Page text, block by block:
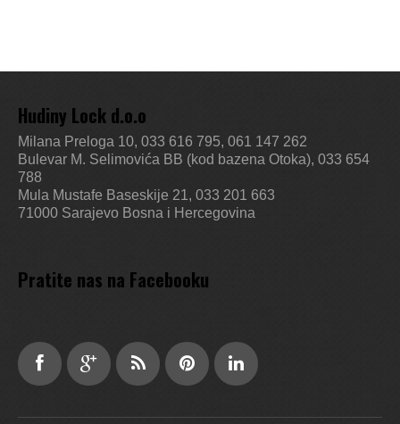
Hudiny Lock d.o.o
Milana Preloga 10, 033 616 795, 061 147 262
Bulevar M. Selimovića BB (kod bazena Otoka), 033 654
788
Mula Mustafe Baseskije 21, 033 201 663
71000 Sarajevo Bosna i Hercegovina
Pratite nas na Facebooku